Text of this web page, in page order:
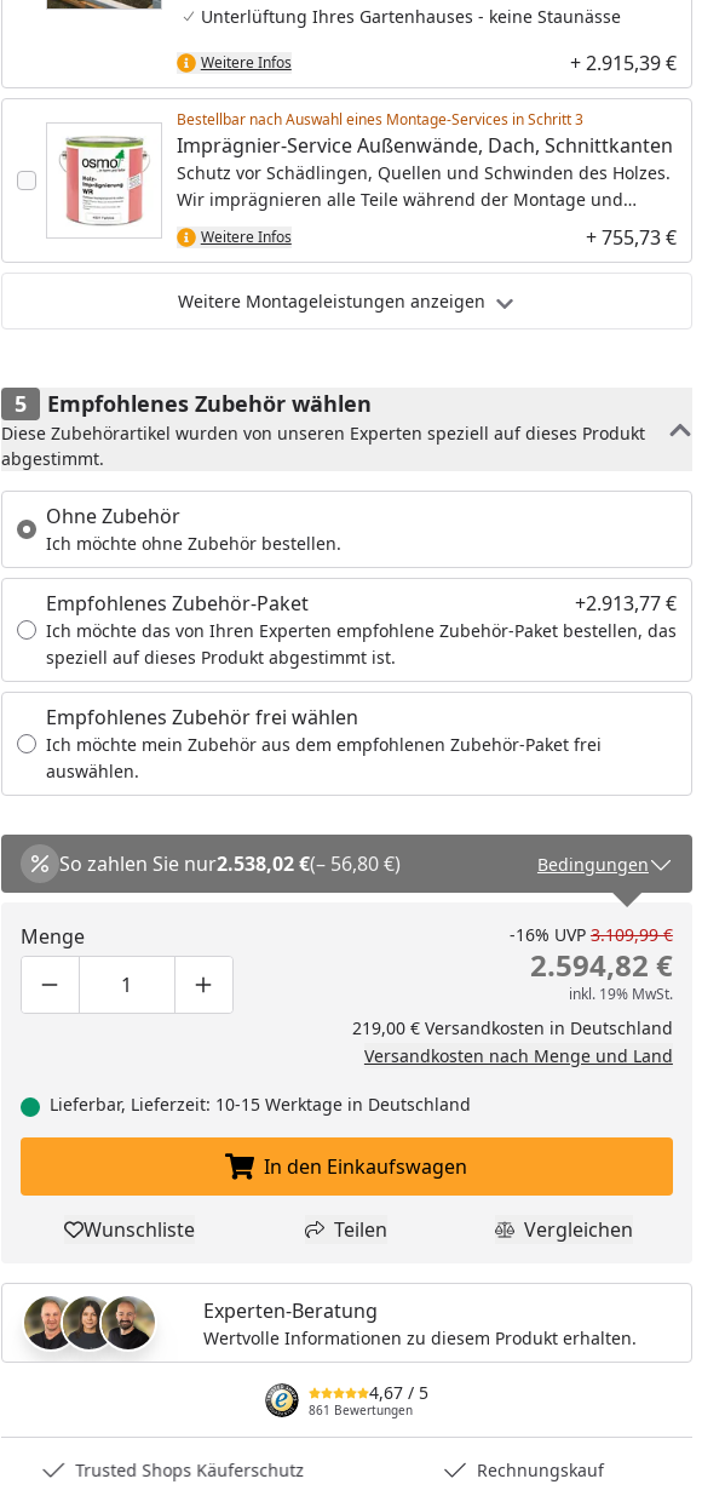
Unterlüftung Ihres Gartenhauses - keine Staunässe
Weitere Infos + 2.915,39 €
Bestellbar nach Auswahl eines Montage-Services in Schritt
Imprägnier-Service Außenwände, Dach, Schnittkanten
Schutz vor Schädlingen, Quellen und Schwinden des Holzes.
Wir imprägnieren alle Teile während der Montage und
schaffen so die optimale Grundlage für den Endanstrich.
Weitere Infos + 755,73 €
Weitere Montageleistungen anzeigen
Empfohlenes Zubehör wählen
Diese Zubehörartikel wurden von unseren Experten speziell auf dieses Produkt
abgestimmt.
Ohne Zubehör
Ich möchte ohne Zubehör bestellen.
Empfohlenes Zubehör-Paket +2.913,77 €
Ich möchte das von Ihren Experten empfohlene Zubehör-Paket bestellen, das
speziell auf dieses Produkt abgestimmt ist.
Empfohlenes Zubehör frei wählen
Ich möchte mein Zubehör aus dem empfohlenen Zubehör-Paket frei
auswählen.
So zahlen Sie nur2.538,02 €(– 56,80 €) Bedingungen
Menge
Produktmenge um eins verringern
Produktmenge manuell eingeben
Produktmenge um eins erhöhen
-16% UVP 3.109,99 €
2.594,82 €
inkl. 19% MwSt.
219,00 € Versandkosten in Deutschland
Versandkosten nach Menge und Land
Lieferbar, Lieferzeit: 10-15 Werktage in Deutschland
In den Einkaufswagen legen
In den Einkaufswagen
Produkt zur Wunschliste hinzufügen
Wunschliste Teilen
Teilen Produkt
Vergleichen
Experten-Beratung
Wertvolle Informationen zu diesem Produkt erhalten.
4,67 / 5
861 Bewertungen
Trusted Shops Käuferschutz Rechnungskauf